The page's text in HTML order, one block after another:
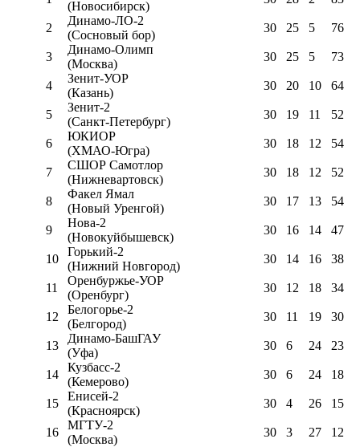
(Новосибирск)
2
Динамо-ЛО-2
(Сосновый бор)
30 25 5 76
3
Динамо-Олимп
(Москва)
30 25 5 73
4
Зенит-УОР
(Казань)
30 20 10 64
5
Зенит-2
(Санкт-Петербург)
30 19 11 52
6
ЮКИОР
(ХМАО-Югра)
30 18 12 54
7
СШОР Самотлор
(Нижневартовск)
30 18 12 52
8
Факел Ямал
(Новый Уренгой)
30 17 13 54
9
Нова-2
(Новокуйбышевск)
30 16 14 47
10
Горький-2
(Нижний Новгород)
30 14 16 38
11
Оренбуржье-УОР
(Оренбург)
30 12 18 34
12
Белогорье-2
(Белгород)
30 11 19 30
13
Динамо-БашГАУ
(Уфа)
30 6 24 23
14
Кузбасс-2
(Кемерово)
30 6 24 18
15
Енисей-2
(Красноярск)
30 4 26 15
16
МГТУ-2
(Москва)
30 3 27 12